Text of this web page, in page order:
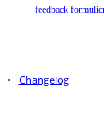
feedback formulier
• Changelog